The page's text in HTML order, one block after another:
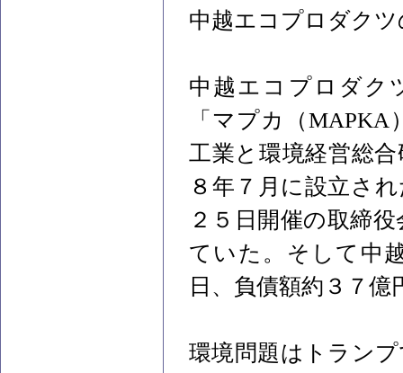
中越エコプロダク
中越エコプロダク
「マプカ（
工業と環境経営総
８年７月に設立さ
２５日開催の取締
ていた。そして中
日、負債額約３７
環境問題はトラン